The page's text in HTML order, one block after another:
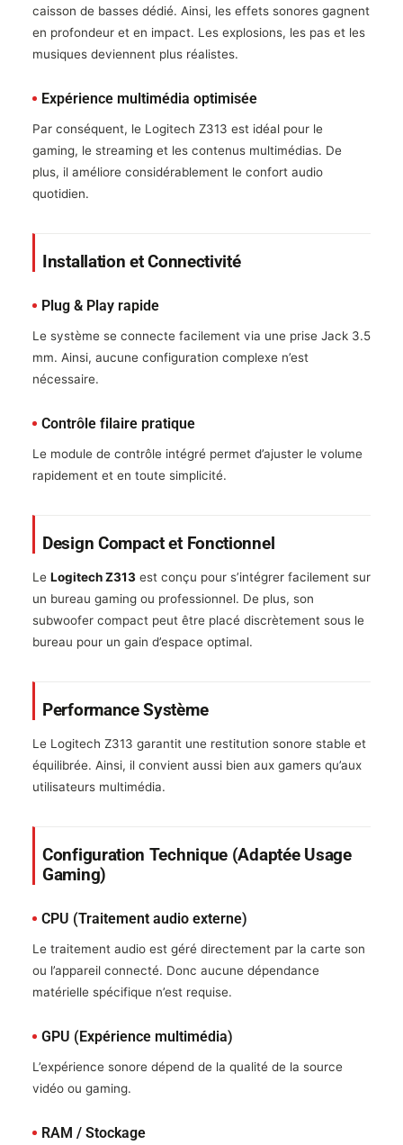
caisson de basses dédié. Ainsi, les effets sonores gagnent
en profondeur et en impact. Les explosions, les pas et les
musiques deviennent plus réalistes.
Expérience multimédia optimisée
Par conséquent, le Logitech Z313 est idéal pour le
gaming, le streaming et les contenus multimédias. De
plus, il améliore considérablement le confort audio
quotidien.
Installation et Connectivité
Plug & Play rapide
Le système se connecte facilement via une prise Jack 3.5
mm. Ainsi, aucune configuration complexe n’est
nécessaire.
Contrôle filaire pratique
Le module de contrôle intégré permet d’ajuster le volume
rapidement et en toute simplicité.
Design Compact et Fonctionnel
Le Logitech Z313 est conçu pour s’intégrer facilement sur
un bureau gaming ou professionnel. De plus, son
subwoofer compact peut être placé discrètement sous le
bureau pour un gain d’espace optimal.
Performance Système
Le Logitech Z313 garantit une restitution sonore stable et
équilibrée. Ainsi, il convient aussi bien aux gamers qu’aux
utilisateurs multimédia.
Configuration Technique (Adaptée Usage
Gaming)
CPU (Traitement audio externe)
Le traitement audio est géré directement par la carte son
ou l’appareil connecté. Donc aucune dépendance
matérielle spécifique n’est requise.
GPU (Expérience multimédia)
L’expérience sonore dépend de la qualité de la source
vidéo ou gaming.
RAM / Stockage